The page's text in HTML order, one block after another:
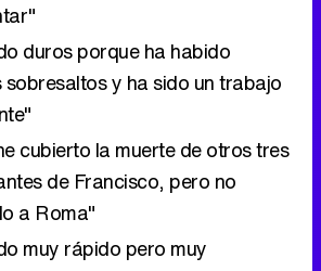
duros porque ha habido
sobresaltos y ha sido un trabajo
cubierto la muerte de otros tres
de Francisco, pero no
a Roma"
muy rápido pero muy